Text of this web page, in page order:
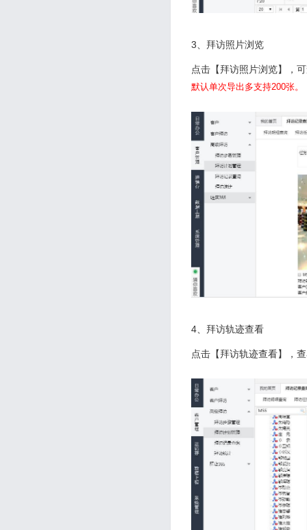
3、拜访照片浏览
点击【拜访照片浏览】，
默认单次导出多支持200张。
4、拜访轨迹查看
点击【拜访轨迹查看】，